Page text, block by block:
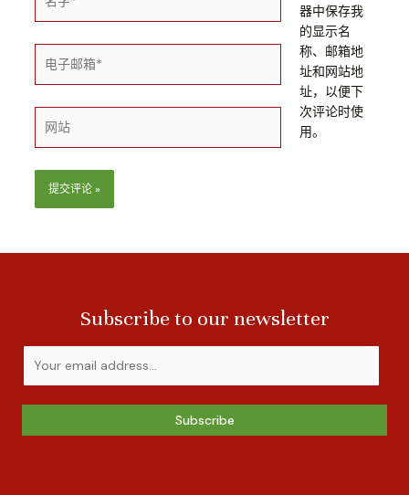
子
箱
站
器中保存我
的显示名
称、邮箱地
址和网站地
址，以便下
次评论时使
用。
Subscribe to our newsletter
Subscribe